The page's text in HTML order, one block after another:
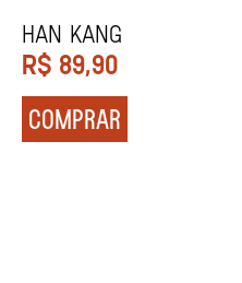
Marina Tvetáieva
R$ 49,90
COMPRAR